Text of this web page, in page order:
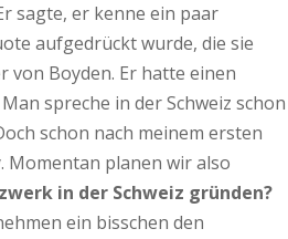
sagte, er kenne ein paar
aufgedrückt wurde, die sie
von Boyden. Er hatte einen
spreche in der Schweiz schon
schon nach meinem ersten
Momentan planen wir also
in der Schweiz gründen?
ein bisschen den